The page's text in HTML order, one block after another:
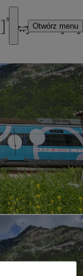
Otwórz menu
Toyoty